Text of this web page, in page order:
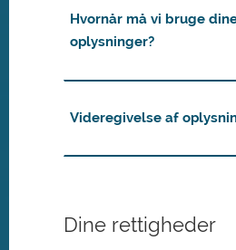
Hvornår må vi bruge
oplysninger?
Videregivelse af
Dine rettigheder